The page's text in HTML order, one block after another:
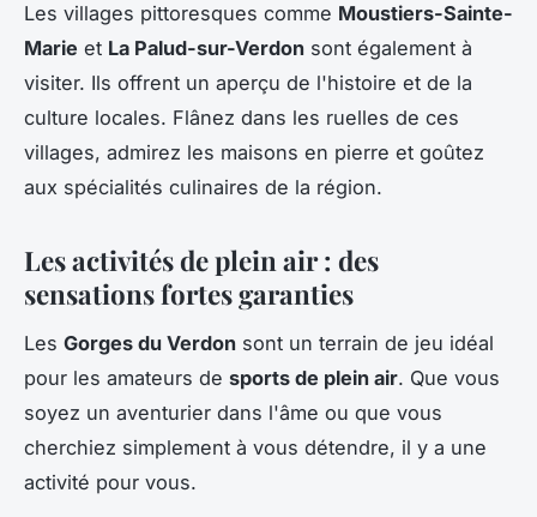
Les villages pittoresques comme Moustiers-Sainte-
Marie et La Palud-sur-Verdon sont également à
visiter. Ils offrent un aperçu de l'histoire et de la
culture locales. Flânez dans les ruelles de ces
villages, admirez les maisons en pierre et goûtez
aux spécialités culinaires de la région.
Les activités de plein air : des
sensations fortes garanties
Les Gorges du Verdon sont un terrain de jeu idéal
pour les amateurs de sports de plein air. Que vous
soyez un aventurier dans l'âme ou que vous
cherchiez simplement à vous détendre, il y a une
activité pour vous.